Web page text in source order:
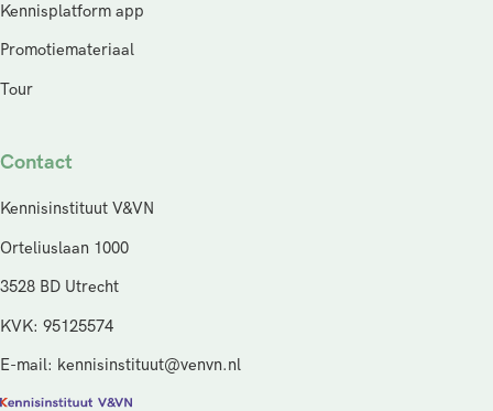
Kennisplatform app
Promotiemateriaal
Tour
Contact
Kennisinstituut V&VN
Orteliuslaan 1000
3528 BD Utrecht
KVK: 95125574
E-mail: kennisinstituut@venvn.nl